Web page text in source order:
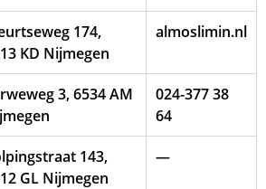
174,
KD Nijmegen
almoslimin.nl
3, 6534 AM
024-377 38
64
143,
GL Nijmegen
—